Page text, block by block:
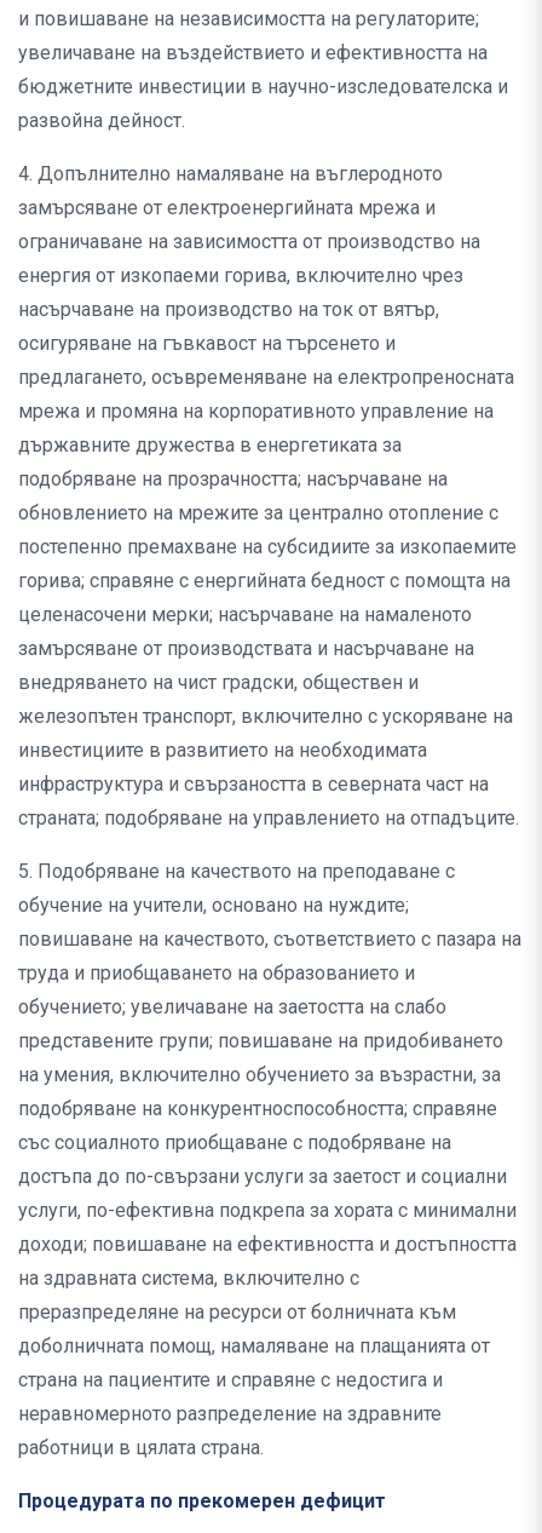
и повишаване на независимостта на регулаторите;
увеличаване на въздействието и ефективността на
бюджетните инвестиции в научно-изследователска и
развойна дейност.
4. Допълнително намаляване на въглеродното
замърсяване от електроенергийната мрежа и
ограничаване на зависимостта от производство на
енергия от изкопаеми горива, включително чрез
насърчаване на производство на ток от вятър,
осигуряване на гъвкавост на търсенето и
предлагането, осъвременяване на електропреносната
мрежа и промяна на корпоративното управление на
държавните дружества в енергетиката за
подобряване на прозрачността; насърчаване на
обновлението на мрежите за централно отопление с
постепенно премахване на субсидиите за изкопаемите
горива; справяне с енергийната бедност с помощта на
целенасочени мерки; насърчаване на намаленото
замърсяване от производствата и насърчаване на
внедряването на чист градски, обществен и
железопътен транспорт, включително с ускоряване на
инвестициите в развитието на необходимата
инфраструктура и свързаността в северната част на
страната; подобряване на управлението на отпадъците.
5. Подобряване на качеството на преподаване с
обучение на учители, основано на нуждите;
повишаване на качеството, съответствието с пазара на
труда и приобщаването на образованието и
обучението; увеличаване на заетостта на слабо
представените групи; повишаване на придобиването
на умения, включително обучението за възрастни, за
подобряване на конкурентноспособността; справяне
със социалното приобщаване с подобряване на
достъпа до по-свързани услуги за заетост и социални
услуги, по-ефективна подкрепа за хората с минимални
доходи; повишаване на ефективността и достъпността
на здравната система, включително с
преразпределяне на ресурси от болничната към
доболничната помощ, намаляване на плащанията от
страна на пациентите и справяне с недостига и
неравномерното разпределение на здравните
работници в цялата страна.
Процедурата по прекомерен дефицит